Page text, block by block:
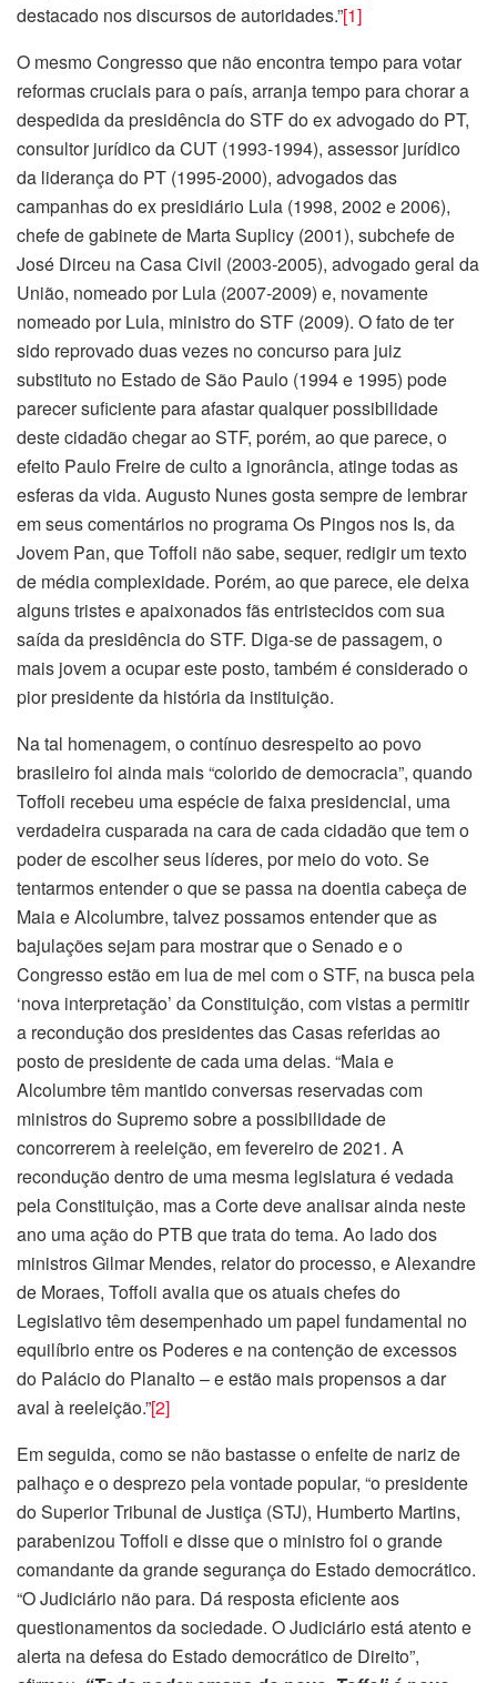
destacado nos discursos de autoridades.”[1]
O mesmo Congresso que não encontra tempo para votar
reformas cruciais para o país, arranja tempo para chorar a
despedida da presidência do STF do ex advogado do PT,
consultor jurídico da CUT (1993-1994), assessor jurídico
da liderança do PT (1995-2000), advogados das
campanhas do ex presidiário Lula (1998, 2002 e 2006),
chefe de gabinete de Marta Suplicy (2001), subchefe de
José Dirceu na Casa Civil (2003-2005), advogado geral da
União, nomeado por Lula (2007-2009) e, novamente
nomeado por Lula, ministro do STF (2009). O fato de ter
sido reprovado duas vezes no concurso para juiz
substituto no Estado de São Paulo (1994 e 1995) pode
parecer suficiente para afastar qualquer possibilidade
deste cidadão chegar ao STF, porém, ao que parece, o
efeito Paulo Freire de culto a ignorância, atinge todas as
esferas da vida. Augusto Nunes gosta sempre de lembrar
em seus comentários no programa Os Pingos nos Is, da
Jovem Pan, que Toffoli não sabe, sequer, redigir um texto
de média complexidade. Porém, ao que parece, ele deixa
alguns tristes e apaixonados fãs entristecidos com sua
saída da presidência do STF. Diga-se de passagem, o
mais jovem a ocupar este posto, também é considerado o
pior presidente da história da instituição.
Na tal homenagem, o contínuo desrespeito ao povo
brasileiro foi ainda mais “colorido de democracia”, quando
Toffoli recebeu uma espécie de faixa presidencial, uma
verdadeira cusparada na cara de cada cidadão que tem o
poder de escolher seus líderes, por meio do voto. Se
tentarmos entender o que se passa na doentia cabeça de
Maia e Alcolumbre, talvez possamos entender que as
bajulações sejam para mostrar que o Senado e o
Congresso estão em lua de mel com o STF, na busca pela
‘nova interpretação’ da Constituição, com vistas a permitir
a recondução dos presidentes das Casas referidas ao
posto de presidente de cada uma delas. “Maia e
Alcolumbre têm mantido conversas reservadas com
ministros do Supremo sobre a possibilidade de
concorrerem à reeleição, em fevereiro de 2021. A
recondução dentro de uma mesma legislatura é vedada
pela Constituição, mas a Corte deve analisar ainda neste
ano uma ação do PTB que trata do tema. Ao lado dos
ministros Gilmar Mendes, relator do processo, e Alexandre
de Moraes, Toffoli avalia que os atuais chefes do
Legislativo têm desempenhado um papel fundamental no
equilíbrio entre os Poderes e na contenção de excessos
do Palácio do Planalto – e estão mais propensos a dar
aval à reeleição.”[2]
Em seguida, como se não bastasse o enfeite de nariz de
palhaço e o desprezo pela vontade popular, “o presidente
do Superior Tribunal de Justiça (STJ), Humberto Martins,
parabenizou Toffoli e disse que o ministro foi o grande
comandante da grande segurança do Estado democrático.
“O Judiciário não para. Dá resposta eficiente aos
questionamentos da sociedade. O Judiciário está atento e
alerta na defesa do Estado democrático de Direito”,